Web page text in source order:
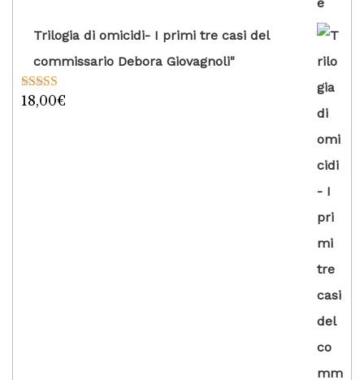
Trilogia di omicidi- I primi tre casi del
commissario Debora Giovagnoli"
Valutato
18,00€